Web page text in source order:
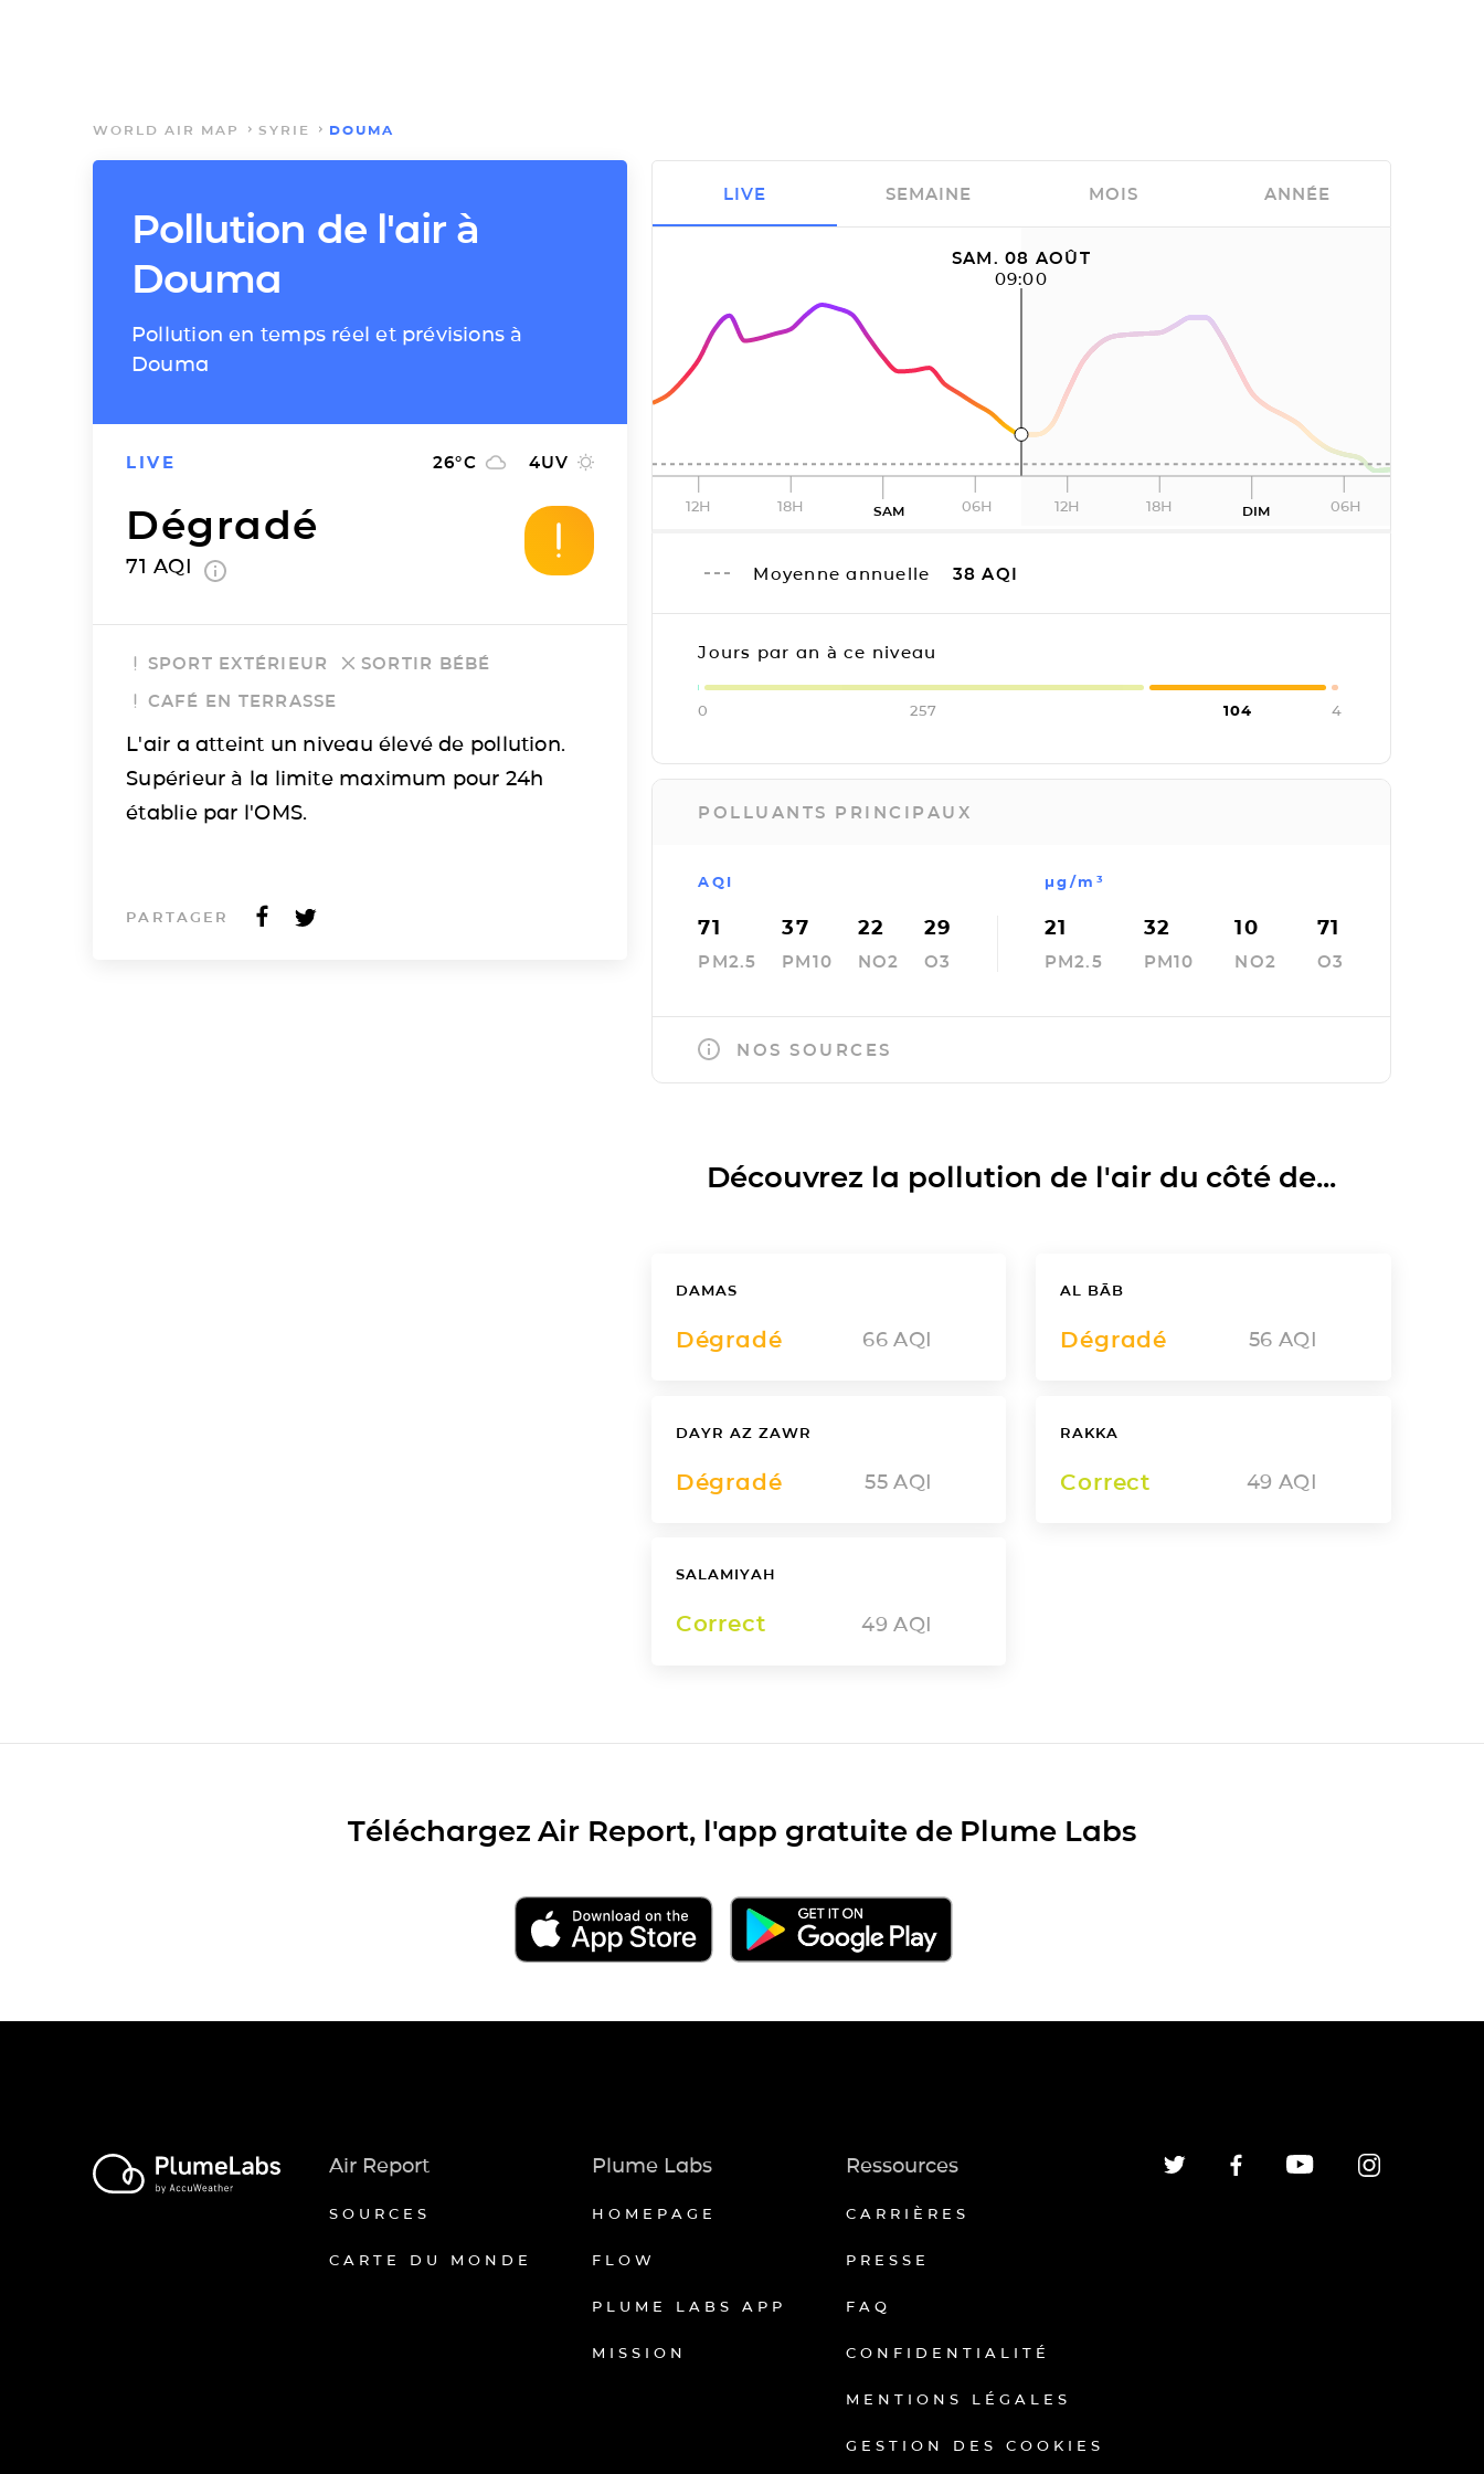
WORLD AIR MAP SYRIE DOUMA
Pollution de l'air à
Douma
Pollution en temps réel et prévisions à
Douma
LIVE 26°C 4UV
Dégradé
71 AQI
SPORT EXTÉRIEUR
SORTIR BÉBÉ
CAFÉ EN TERRASSE
L'air a atteint un niveau élevé de pollution.
Supérieur à la limite maximum pour 24h
établie par l'OMS.
PARTAGER
SAM. 08 AOÛT
09:00
12H 18H SAM 06H 12H 18H DIM 06H
Moyenne annuelle 38 AQI
Jours par an à ce niveau
0 257 104 4
POLLUANTS PRINCIPAUX
AQI
71
PM2.5
37
PM10
22
NO2
29
O3
µg/m³
21
PM2.5
32
PM10
10
NO2
71
O3
NOS SOURCES
LIVE SEMAINE MOIS ANNÉE
Découvrez la pollution de l'air du côté de...
DAMAS
Dégradé 66 AQI
AL BĀB
Dégradé 56 AQI
DAYR AZ ZAWR
Dégradé 55 AQI
RAKKA
Correct 49 AQI
SALAMIYAH
Correct 49 AQI
Téléchargez Air Report, l'app gratuite de Plume Labs
Air Report
SOURCES
CARTE DU MONDE
Plume Labs
HOMEPAGE
FLOW
PLUME LABS APP
MISSION
Ressources
CARRIÈRES
PRESSE
FAQ
CONFIDENTIALITÉ
MENTIONS LÉGALES
GESTION DES COOKIES